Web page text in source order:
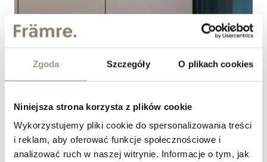
Zgoda Szczegóły O plikach cookies
Niniejsza strona korzysta z plików cookie
Wykorzystujemy pliki cookie do spersonalizowania treści
i reklam, aby oferować funkcje społecznościowe i
analizować ruch w naszej witrynie. Informacje o tym, jak